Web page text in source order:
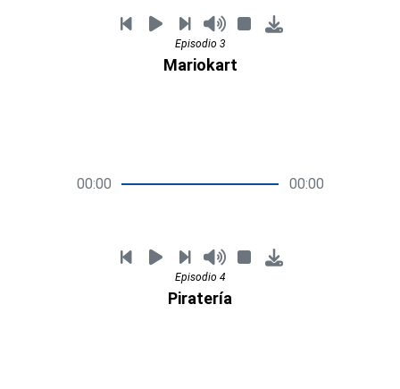
Episodio 3
Mariokart
00:00 00:00
Episodio 4
Piratería